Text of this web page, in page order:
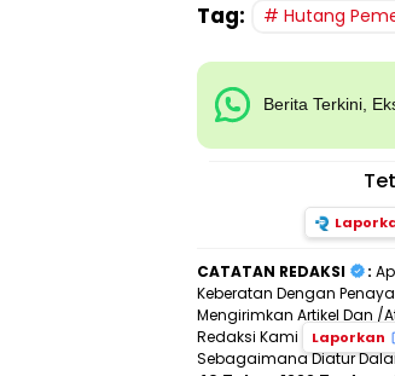
Tag: Hutang
Berita Terkini,
CATATAN REDAKSI :
Keberatan Dengan
Mengirimkan Artikel Dan /
Redaksi Kami
Laporkan
Sebagaimana Diatur